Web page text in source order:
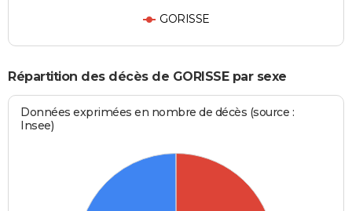
GORISSE
Répartition des décès de GORISSE par sexe
Données exprimées en nombre de décès (source :
Insee)